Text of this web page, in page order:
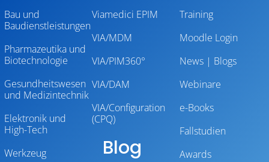
Bau und
Baudienstleistungen
Pharmazeutika und
Biotechnologie
Gesundheitswesen
und Medizintechnik
Elektronik und
High-Tech
Werkzeug
Viamedici EPIM
VIA/MDM
VIA/PIM360°
VIA/DAM
VIA/Configuration
(CPQ)
Blog
Training
Moodle Login
News | Blogs
Webinare
e-Books
Fallstudien
Awards